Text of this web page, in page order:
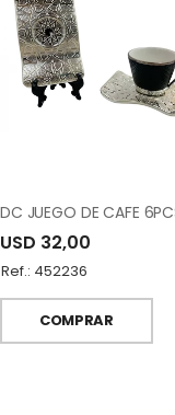
USD 32,00
Ref.: 452236
COMPRAR